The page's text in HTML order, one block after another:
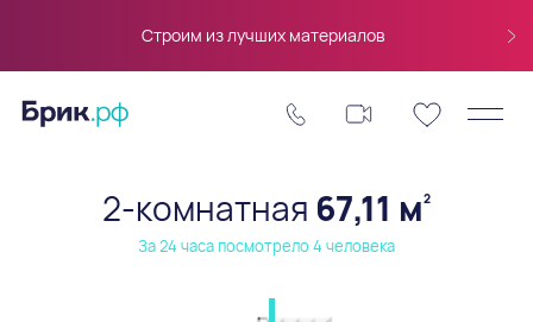
Строим из лучших материалов
2-комнатная 67,11 м2
За 24 часа посмотрело 4 человека